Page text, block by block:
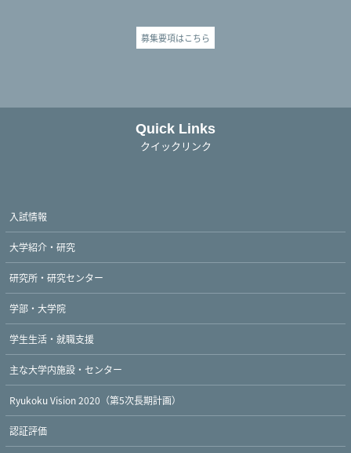
募集要項はこちら
Quick Links
クイックリンク
入試情報
大学紹介・研究
研究所・研究センター
学部・大学院
学生生活・就職支援
主な大学内施設・センター
Ryukoku Vision 2020（第5次長期計画）
認証評価